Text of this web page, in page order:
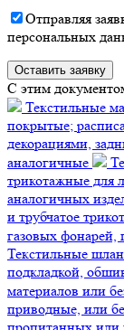
Отправляя
персональных
C этим
Текстильные
покрытые;
декорациями,
аналогичные
трикотажные для
аналогичных
и трубчатое
газовых фонарей,
Текстильные
подкладкой,
материалов или
приводные, или